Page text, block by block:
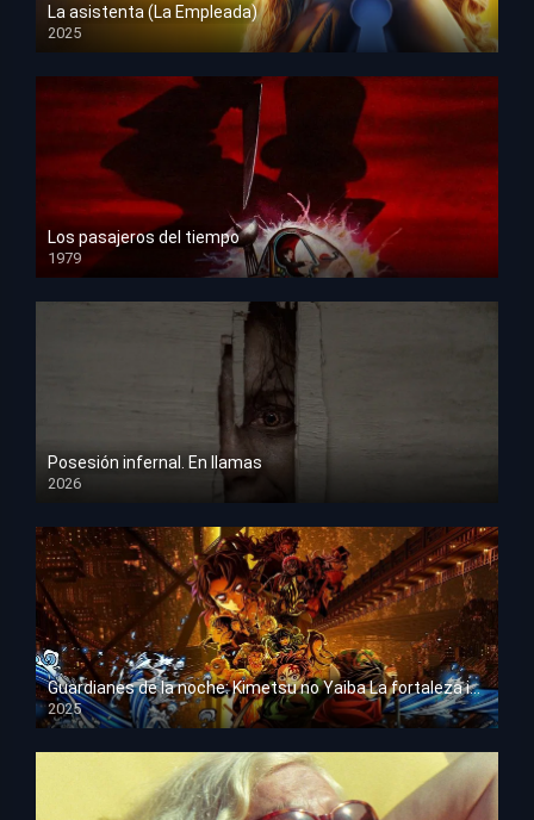
La asistenta (La Empleada)
2025
HD 1080p
Los pasajeros del tiempo
1979
HD 1080p
Posesión infernal. En llamas
2026
HD 1080p
Guardianes de la noche: Kimetsu no Yaiba La fortaleza infinita
2025
HD 1080p